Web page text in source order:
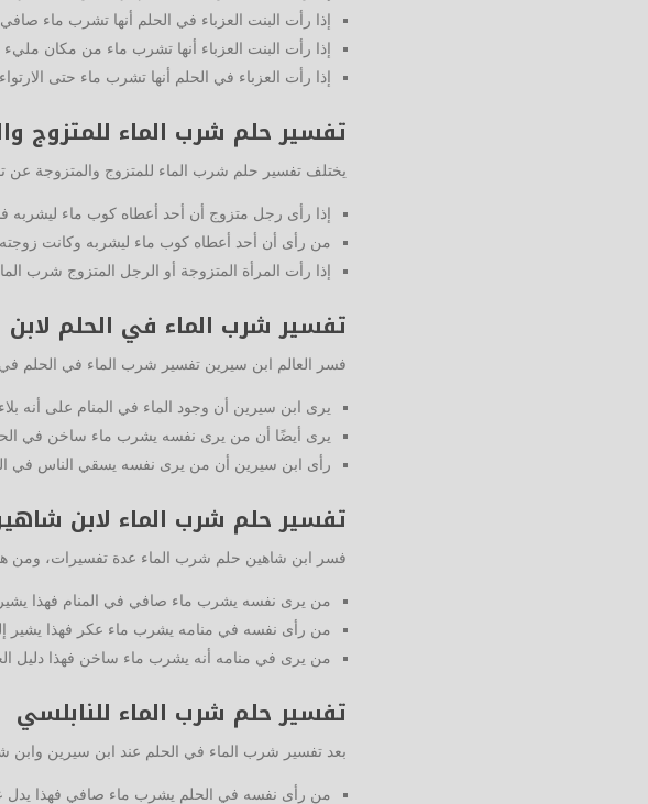
إذا رأت البنت العزباء في الحلم أنها تشرب ماء صافي
إذا رأت البنت العزباء أنها تشرب ماء من مكان مليء
إذا رأت العزباء في الحلم أنها تشرب ماء حتى
تفسير حلم شرب الماء للمتزوج
يختلف تفسير حلم شرب الماء للمتزوج والمتزوجة
إذا رأى رجل متزوج أن أحد أعطاه كوب ماء ليشربه
من رأى أن أحد أعطاه كوب ماء ليشربه وكانت
إذا رأت المرأة المتزوجة أو الرجل المتزوج شرب
تفسير شرب الماء في الحلم
فسر العالم ابن سيرين تفسير شرب الماء في الحلم
يرى ابن سيرين أن وجود الماء في المنام على أنه بلاء.
يرى أيضًا أن من يرى نفسه يشرب ماء ساخن في
رأى ابن سيرين أن من يرى نفسه يسقي الناس في
تفسير حلم شرب الماء لابن
فسر ابن شاهين حلم شرب الماء عدة تفسيرات، ومن
من يرى نفسه يشرب ماء صافي في المنام فهذا يشير
من رأى نفسه في منامه يشرب ماء عكر فهذا يشير
من يرى في منامه أنه يشرب ماء ساخن فهذا دليل
تفسير حلم شرب الماء للنابلسي
بعد تفسير شرب الماء في الحلم عند ابن سيرين وابن
من رأى نفسه في الحلم يشرب ماء صافي فهذا يدل